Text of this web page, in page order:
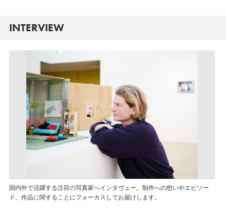
INTERVIEW
国内外で活躍する注目の写真家へインタヴュー。制作への想いやエピソー
ド、作品に関することにフォーカスしてお届けします。